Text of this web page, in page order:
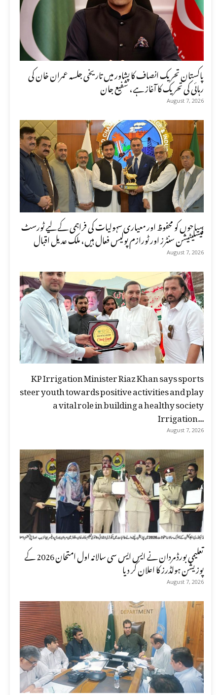
پاکستان تحریک انصاف کا پشاور میں تاریخی جلسہ عمران خان کی
رہائی کی تحریک کا آغاز ہے، شفیع جان
August 7, 2026
سیاحوں کو محفوظ اور معیاری سہولیات کی فراہمی کے لیے ٹورسٹ
فیسلیٹیشن سنٹرز اور ٹورازم پولیس فعال ہیں، ملک عدیل اقبال
August 7, 2026
KP Irrigation Minister Riaz Khan says sports
steer youth towards positive activities and play
a vital role in building a healthy society
Irrigation...
August 7, 2026
تعلیمی بورڈ مردان نے ایس ایس سی سالانہ اول امتحان 2026 کے
پوزیشن ہولڈرز کا اعلان کر دیا
August 7, 2026